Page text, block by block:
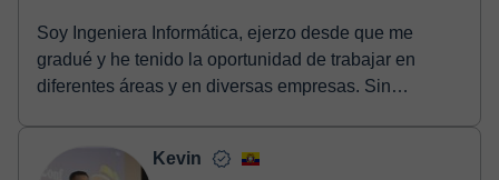
Soy Ingeniera Informática, ejerzo desde que me
gradué y he tenido la oportunidad de trabajar en
diferentes áreas y en diversas empresas. Sin
Kevin